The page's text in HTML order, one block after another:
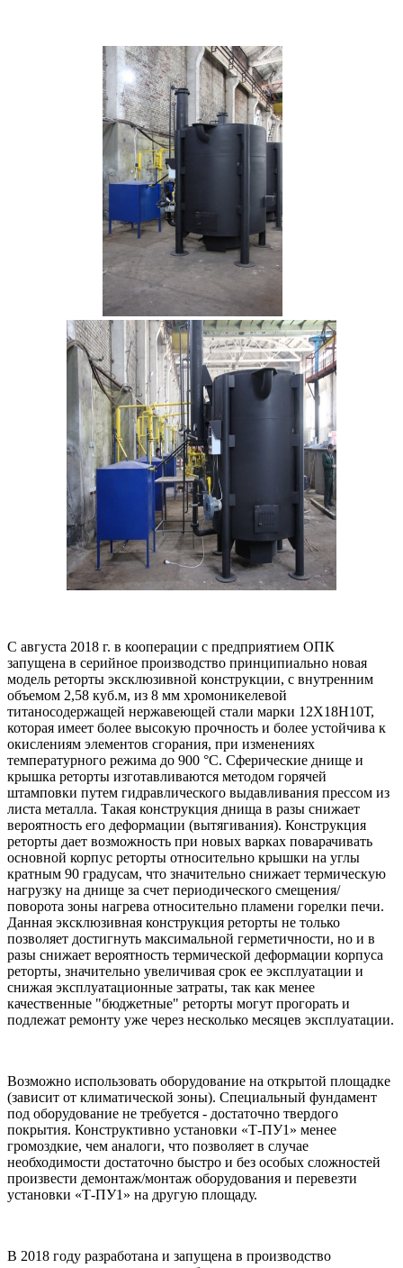
С августа 2018 г. в кооперации с предприятием ОПК
запущена в серийное производство принципиально новая
модель реторты эксклюзивной конструкции, с внутренним
объемом 2,58 куб.м, из 8 мм хромоникелевой
титаносодержащей нержавеющей стали марки 12Х18Н10Т,
которая имеет более высокую прочность и более устойчива к
окислениям элементов сгорания, при изменениях
температурного режима до 900 °C. Сферические днище и
крышка реторты изготавливаются методом горячей
штамповки путем гидравлического выдавливания прессом из
листа металла. Такая конструкция днища в разы снижает
вероятность его деформации (вытягивания). Конструкция
реторты дает возможность при новых варках поварачивать
основной корпус реторты относительно крышки на углы
кратным 90 градусам, что значительно снижает термическую
нагрузку на днище за счет периодического смещения/
поворота зоны нагрева относительно пламени горелки печи.
Данная эксклюзивная конструкция реторты не только
позволяет достигнуть максимальной герметичности, но и в
разы снижает вероятность термической деформации корпуса
реторты, значительно увеличивая срок ее эксплуатации и
снижая эксплуатационные затраты, так как менее
качественные "бюджетные" реторты могут прогорать и
подлежат ремонту уже через несколько месяцев эксплуатации.
Возможно использовать оборудование на открытой площадке
(зависит от климатической зоны). Специальный фундамент
под оборудование не требуется - достаточно твердого
покрытия. Конструктивно установки «Т-ПУ1» менее
громоздкие, чем аналоги, что позволяет в случае
необходимости достаточно быстро и без особых сложностей
произвести демонтаж/монтаж оборудования и перевезти
установки «Т-ПУ1» на другую площаду.
В 2018 году разработана и запущена в производство